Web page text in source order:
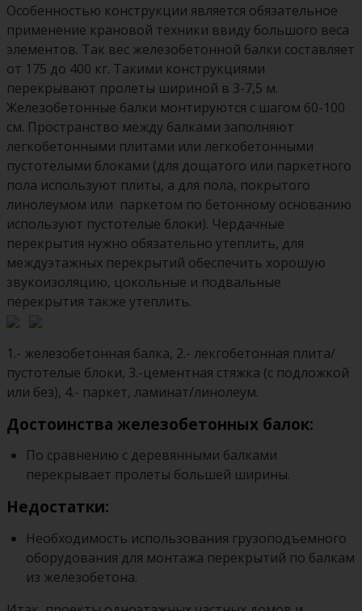
Особенностью конструкции является обязательное
применение крановой техники ввиду большого веса
элементов. Так вес железобетонной балки составляет
от 175 до 400 кг. Такими конструкциями
перекрывают пролеты шириной в 3-7,5 м.
‬Железобетонные балки‭ ‬монтируются с шагом‭ ‬60-100‭
‬см.‭ ‬Пространство между балками заполняют
легкобетонными плитами или легкобетонными
пустотелыми блоками (‬для дощатого или паркетного
пола используют плиты,‭ ‬а для пола, покрытого
линолеумом или паркетом по бетонному основанию‭
используют ‬пустотелые блоки). Чердачные
перекрытия нужно обязательно утеплить,‭ ‬для
междуэтажных перекрытий обеспечить хорошую
звукоизоляцию,‭ ‬цокольные и подвальные
перекрытия также утеплить.
1.- железобетонная балка, 2.- лекгобетонная плита/
пустотелые блоки, 3.-цементная стяжка (с подложкой
или без), 4.- паркет, ламинат/линолеум.
Достоинства железобетонных балок:
По сравнению с деревянными балками
перекрывает пролеты большей ширины.
Недостатки:
Необходимость использования грузоподъемного
оборудования для монтажа перекрытий по балкам
из железобетона.